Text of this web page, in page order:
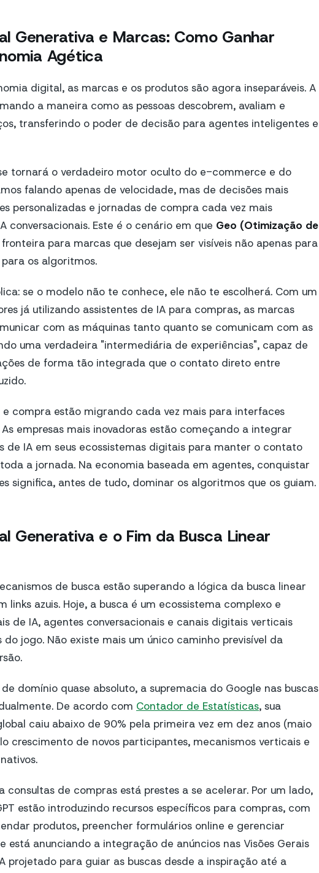
Generativa e Marcas: Como Ganhar
Agética
digital, as marcas e os produtos são agora inseparáveis. A
a maneira como as pessoas descobrem, avaliam e
transferindo o poder de decisão para agentes inteligentes e
tornará o verdadeiro motor oculto do e-commerce e do
falando apenas de velocidade, mas de decisões mais
personalizadas e jornadas de compra cada vez mais
conversacionais. Este é o cenário em que Geo (Otimização de
fronteira para marcas que desejam ser visíveis não apenas para
os algoritmos.
se o modelo não te conhece, ele não te escolherá. Com um
já utilizando assistentes de IA para compras, as marcas
com as máquinas tanto quanto se comunicam com as
uma verdadeira "intermediária de experiências", capaz de
de forma tão integrada que o contato direto entre
compra estão migrando cada vez mais para interfaces
empresas mais inovadoras estão começando a integrar
de IA em seus ecossistemas digitais para manter o contato
a jornada. Na economia baseada em agentes, conquistar
significa, antes de tudo, dominar os algoritmos que os guiam.
Generativa e o Fim da Busca Linear
de busca estão superando a lógica da busca linear
links azuis. Hoje, a busca é um ecossistema complexo e
de IA, agentes conversacionais e canais digitais verticais
jogo. Não existe mais um único caminho previsível da
domínio quase absoluto, a supremacia do Google nas buscas
De acordo com Contador de Estatísticas, sua
caiu abaixo de 90% pela primeira vez em dez anos (maio
crescimento de novos participantes, mecanismos verticais e
consultas de compras está prestes a se acelerar. Por um lado,
estão introduzindo recursos específicos para compras, com
produtos, preencher formulários online e gerenciar
está anunciando a integração de anúncios nas Visões Gerais
projetado para guiar as buscas desde a inspiração até a